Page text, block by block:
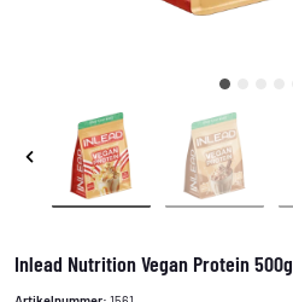
Inlead Nutrition Vegan Protein 500g